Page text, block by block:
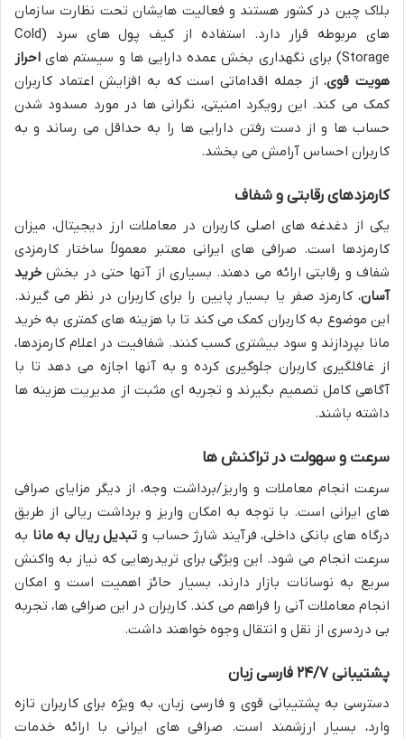
بلاک چین در کشور هستند و فعالیت هایشان تحت نظارت سازمان
های مربوطه قرار دارد. استفاده از کیف پول های سرد (Cold
Storage) برای نگهداری بخش عمده دارایی ها و سیستم های
احراز
هویت قوی، از جمله اقداماتی است که به افزایش اعتماد کاربران
کمک می کند. این رویکرد امنیتی، نگرانی ها در مورد مسدود شدن
حساب ها و از دست رفتن دارایی ها را به حداقل می رساند و به
کاربران احساس آرامش می بخشد.
کارمزدهای رقابتی و شفاف
یکی از دغدغه های اصلی کاربران در معاملات ارز دیجیتال، میزان
کارمزدها است. صرافی های ایرانی معتبر معمولاً ساختار کارمزدی
شفاف و رقابتی ارائه می دهند. بسیاری از آنها حتی در بخش خرید
آسان، کارمزد صفر یا بسیار پایین را برای کاربران در نظر می گیرند.
این موضوع به کاربران کمک می کند تا با هزینه های کمتری به خرید
مانا بپردازند و سود بیشتری کسب کنند. شفافیت در اعلام کارمزدها،
از غافلگیری کاربران جلوگیری کرده و به آنها اجازه می دهد تا با
آگاهی کامل تصمیم بگیرند و تجربه ای مثبت از مدیریت هزینه ها
داشته باشند.
سرعت و سهولت در تراکنش ها
سرعت انجام معاملات و واریز/برداشت وجه، از دیگر مزایای صرافی
های ایرانی است. با توجه به امکان واریز و برداشت ریالی از طریق
درگاه های بانکی داخلی، فرآیند شارژ حساب و تبدیل ریال به مانا به
سرعت انجام می شود. این ویژگی برای تریدرهایی که نیاز به واکنش
سریع به نوسانات بازار دارند، بسیار حائز اهمیت است و امکان
انجام معاملات آنی را فراهم می کند. کاربران در این صرافی ها، تجربه
بی دردسری از نقل و انتقال وجوه خواهند داشت.
پشتیبانی ۲۴/۷ فارسی زبان
دسترسی به پشتیبانی قوی و فارسی زبان، به ویژه برای کاربران تازه
وارد، بسیار ارزشمند است. صرافی های ایرانی با ارائه خدمات